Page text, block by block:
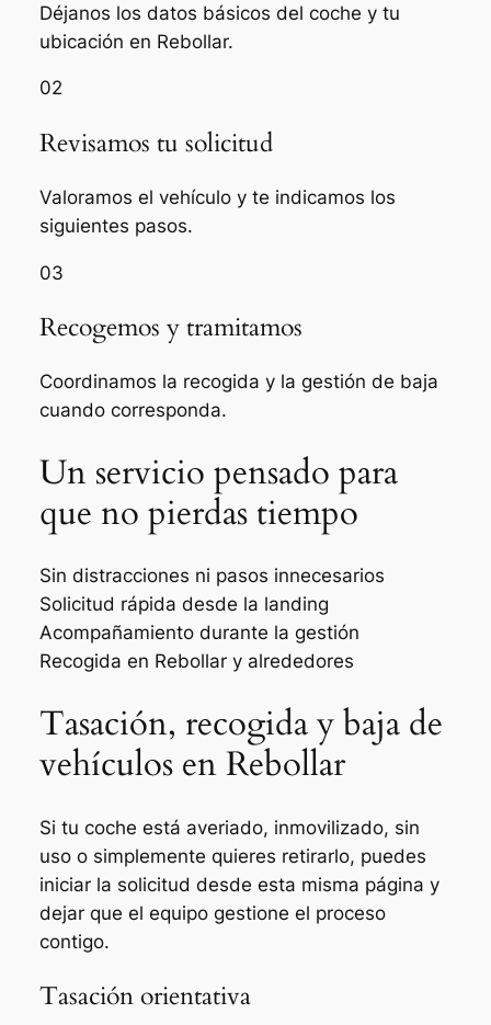
Déjanos los datos básicos del coche y tu
ubicación en Rebollar.
02
Revisamos tu solicitud
Valoramos el vehículo y te indicamos los
siguientes pasos.
03
Recogemos y tramitamos
Coordinamos la recogida y la gestión de baja
cuando corresponda.
Un servicio pensado para
que no pierdas tiempo
Sin distracciones ni pasos innecesarios
Solicitud rápida desde la landing
Acompañamiento durante la gestión
Recogida en Rebollar y alrededores
Tasación, recogida y baja de
vehículos en Rebollar
Si tu coche está averiado, inmovilizado, sin
uso o simplemente quieres retirarlo, puedes
iniciar la solicitud desde esta misma página y
dejar que el equipo gestione el proceso
contigo.
Tasación orientativa